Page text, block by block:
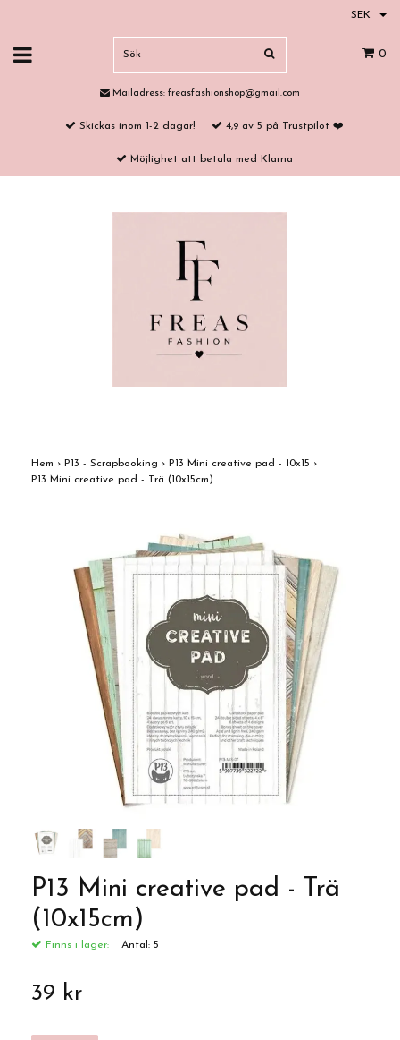
SEK
0
Mailadress: freasfashionshop@gmail.com
Skickas inom 1-2 dagar! 4,9 av 5 på Trustpilot ❤️
Möjlighet att betala med Klarna
Hem › P13 - Scrapbooking › P13 Mini creative pad - 10x15 ›
P13 Mini creative pad - Trä (10x15cm)
P13 Mini creative pad - Trä
(10x15cm)
Finns i lager: Antal: 5
39 kr